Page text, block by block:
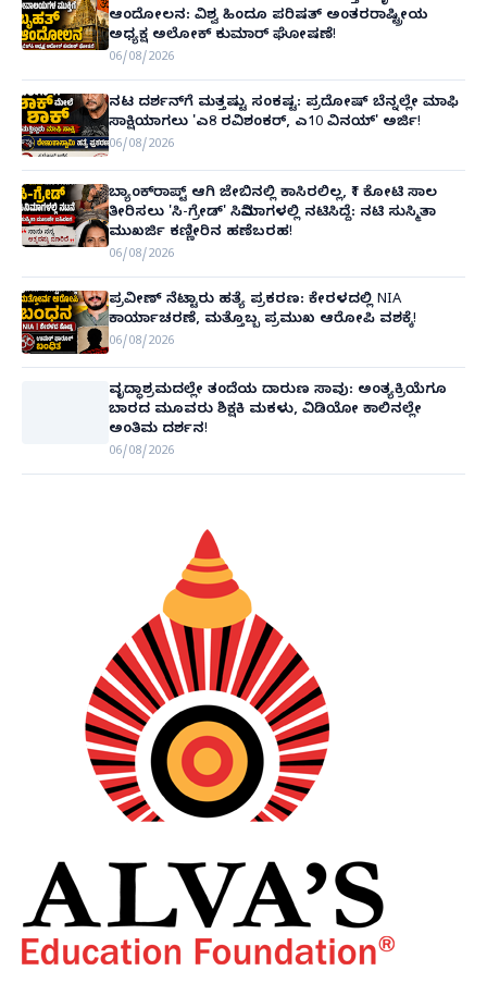
ಆಂದೋಲನ: ವಿಶ್ವ ಹಿಂದೂ ಪರಿಷತ್ ಅಂತರರಾಷ್ಟ್ರೀಯ
ಅಧ್ಯಕ್ಷ ಅಲೋಕ್ ಕುಮಾರ್ ಘೋಷಣೆ!
06/08/2026
ನಟ ದರ್ಶನ್‌ಗೆ ಮತ್ತಷ್ಟು ಸಂಕಷ್ಟ: ಪ್ರದೋಷ್ ಬೆನ್ನಲ್ಲೇ ಮಾಫಿ
ಸಾಕ್ಷಿಯಾಗಲು 'ಎ8 ರವಿಶಂಕರ್, ಎ10 ವಿನಯ್' ಅರ್ಜಿ!
06/08/2026
ಬ್ಯಾಂಕ್‌ರಾಪ್ಟ್‌ ಆಗಿ ಜೇಬಿನಲ್ಲಿ ಕಾಸಿರಲಿಲ್ಲ, ₹1 ಕೋಟಿ ಸಾಲ
ತೀರಿಸಲು 'ಸಿ-ಗ್ರೇಡ್' ಸಿನಿಮಾಗಳಲ್ಲಿ ನಟಿಸಿದ್ದೆ: ನಟಿ ಸುಸ್ಮಿತಾ
ಮುಖರ್ಜಿ ಕಣ್ಣೀರಿನ ಹಣೆಬರಹ!
06/08/2026
ಪ್ರವೀಣ್ ನೆಟ್ಟಾರು ಹತ್ಯೆ ಪ್ರಕರಣ: ಕೇರಳದಲ್ಲಿ NIA
ಕಾರ್ಯಾಚರಣೆ, ಮತ್ತೊಬ್ಬ ಪ್ರಮುಖ ಆರೋಪಿ ವಶಕ್ಕೆ!
06/08/2026
ವೃದ್ಧಾಶ್ರಮದಲ್ಲೇ ತಂದೆಯ ದಾರುಣ ಸಾವು: ಅಂತ್ಯಕ್ರಿಯೆಗೂ
ಬಾರದ ಮೂವರು ಶಿಕ್ಷಕಿ ಮಕಳು, ವಿಡಿಯೋ ಕಾಲಿನಲ್ಲೇ
ಅಂತಿಮ ದರ್ಶನ!
06/08/2026